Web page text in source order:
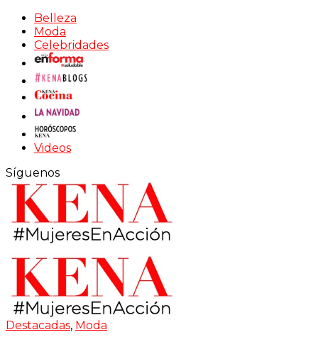
Belleza
Moda
Celebridades
Videos
Síguenos
Destacadas, Moda